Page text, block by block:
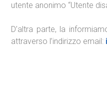
utente anonimo “Utente
D’altra parte, la
attraverso l’indirizzo email: